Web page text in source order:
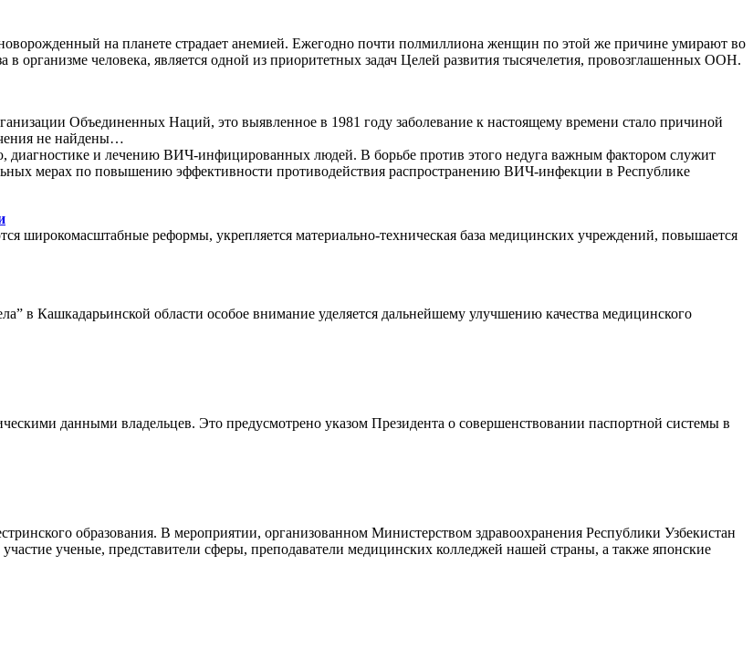
на планете страдает анемией. Ежегодно почти полмиллиона женщин по этой же причине умирают во
организме человека, является одной из приоритетных задач Целей развития тысячелетия, провозглашенных ООН.
Объединенных Наций, это выявленное в 1981 году заболевание к настоящему времени стало причиной
не найдены…
диагностике и лечению ВИЧ-инфицированных людей. В борьбе против этого недуга важным фактором служит
мерах по повышению эффективности противодействия распространению ВИЧ-инфекции в Республике
широкомасштабные реформы, укрепляется материально-техническая база медицинских учреждений, повышается
в Кашкадарьинской области особое внимание уделяется дальнейшему улучшению качества медицинского
данными владельцев. Это предусмотрено указом Президента о совершенствовании паспортной системы в
образования. В мероприятии, организованном Министерством здравоохранения Республики Узбекистан
ученые, представители сферы, преподаватели медицинских колледжей нашей страны, а также японские